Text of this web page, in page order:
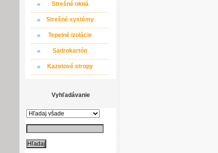
Strešné okná
Strešné systémy
Tepelné izolácie
Sadrokartón
Kazetové stropy
Vyhľadávanie